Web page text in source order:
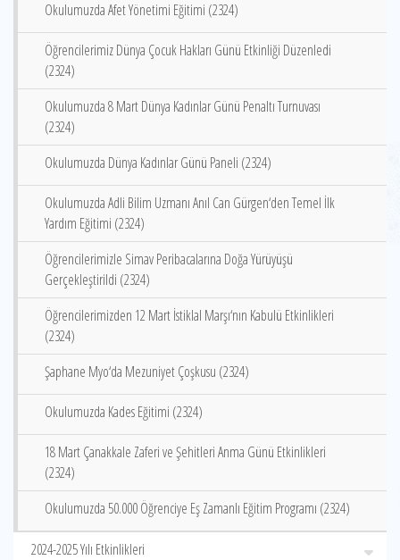
Okulumuzda Afet Yönetimi Eğitimi (2324)
Öğrencilerimiz Dünya Çocuk Hakları Günü Etkinliği Düzenledi
(2324)
Okulumuzda 8 Mart Dünya Kadınlar Günü Penaltı Turnuvası
(2324)
Okulumuzda Dünya Kadınlar Günü Paneli (2324)
Okulumuzda Adli Bilim Uzmanı Anıl Can Gürgen‘den Temel İlk
Yardım Eğitimi (2324)
Öğrencilerimizle Simav Peribacalarına Doğa Yürüyüşü
Gerçekleştirildi (2324)
Öğrencilerimizden 12 Mart İstiklal Marşı‘nın Kabulü Etkinlikleri
(2324)
Şaphane Myo‘da Mezuniyet Çoşkusu (2324)
Okulumuzda Kades Eğitimi (2324)
18 Mart Çanakkale Zaferi ve Şehitleri Anma Günü Etkinlikleri
(2324)
Okulumuzda 50.000 Öğrenciye Eş Zamanlı Eğitim Programı (2324)
2024-2025 Yılı Etkinlikleri